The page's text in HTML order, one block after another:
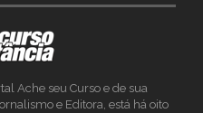
Ache seu Curso e de sua
e Editora, está há oito